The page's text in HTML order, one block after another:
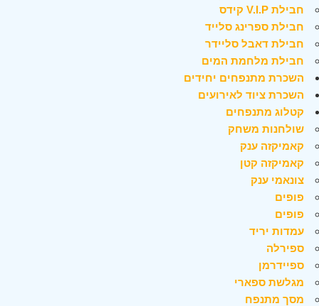
חבילת V.I.P קידס
חבילת ספרינג סלייד
חבילת דאבל סליידר
חבילת מלחמת המים
השכרת מתנפחים יחידים
השכרת ציוד לאירועים
קטלוג מתנפחים
שולחנות משחק
קאמיקזה ענק
קאמיקזה קטן
צונאמי ענק
פופים
פופים
עמדות יריד
ספירלה
ספיידרמן
מגלשת ספארי
מסך מתנפח